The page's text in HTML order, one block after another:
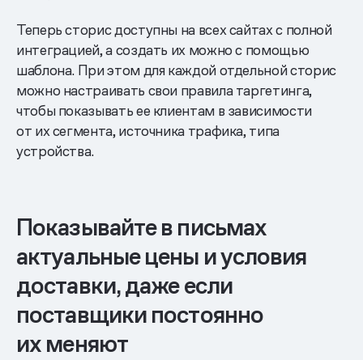
Теперь сторис доступны на всех сайтах с полной
интеграцией, а создать их можно с помощью
шаблона. При этом для каждой отдельной сторис
можно настраивать свои правила таргетинга,
чтобы показывать ее клиентам в зависимости
от их сегмента, источника трафика, типа
устройства.
Показывайте в письмах
актуальные цены и условия
доставки, даже если
поставщики постоянно
их меняют